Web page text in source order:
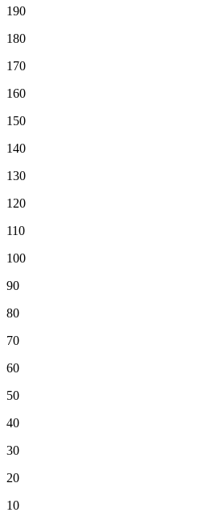
190
180
170
160
150
140
130
120
110
100
90
80
70
60
50
40
30
20
10